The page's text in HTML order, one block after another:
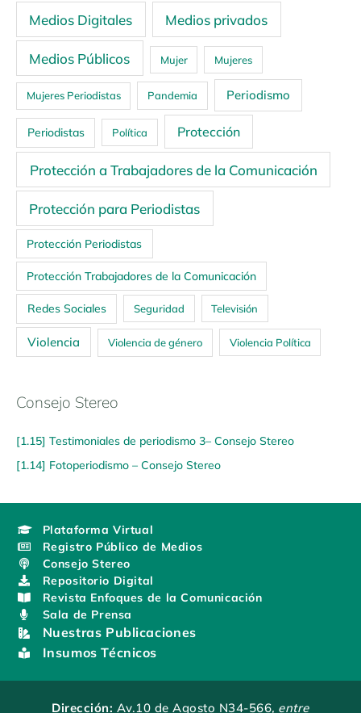
Medios Digitales Medios privados
Medios Públicos Mujer Mujeres
Mujeres Periodistas Pandemia Periodismo
Periodistas Política Protección
Protección a Trabajadores de la Comunicación
Protección para Periodistas
Protección Periodistas
Protección Trabajadores de la Comunicación
Redes Sociales Seguridad Televisión
Violencia Violencia de género Violencia Política
Consejo Stereo
[1.15] Testimoniales de periodismo 3– Consejo Stereo
[1.14] Fotoperiodismo – Consejo Stereo
Plataforma Virtual
Registro Público de Medios
Consejo Stereo
Repositorio Digital
Revista Enfoques de la Comunicación
Sala de Prensa
Nuestras Publicaciones
Insumos Técnicos
Dirección: Av.10 de Agosto N34-566, entre